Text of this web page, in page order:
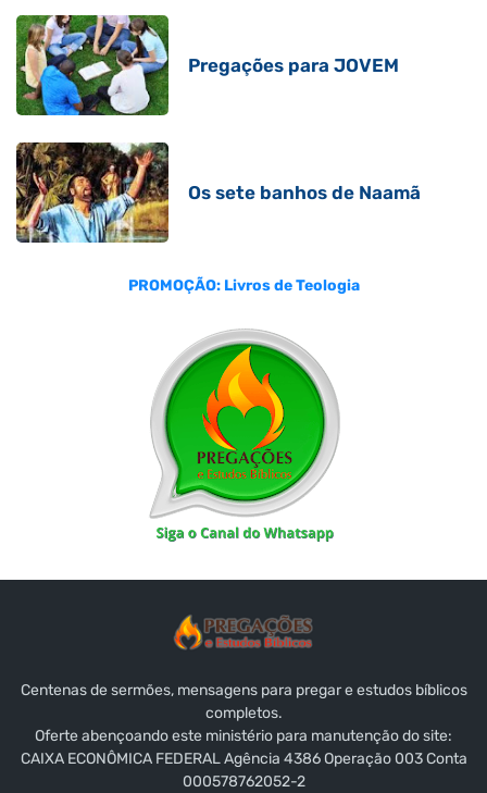
Pregações para JOVEM
Os sete banhos de Naamã
PROMOÇÃO: Livros de Teologia
Centenas de sermões, mensagens para pregar e estudos bíblicos
completos.
Oferte abençoando este ministério para manutenção do site:
CAIXA ECONÔMICA FEDERAL Agência 4386 Operação 003 Conta
000578762052-2